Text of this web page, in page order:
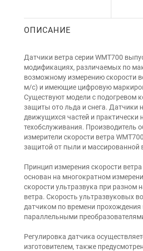
ОПИСАНИЕ
Датчики ветра серии WMT700
модификациях, различаемых по
возможному измерению скорости
м/с) и имеющие цифровую
Существуют модели с подогревом
защиты ото льда и снега. Датчики
движущихся частей и практически
техобслуживания. Производитель
измерители скорости ветра
защитой от пыли и массированной
Принцип измерения скорости
основан на многократном
скорости ультразвука при разном
ветра. Скорость ультразвуковых
датчиком по времени
параллельными
Регулировка датчика
изготовителем, также